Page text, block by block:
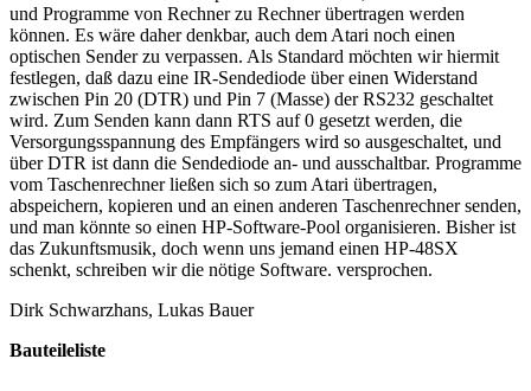
und Programme von Rechner zu Rechner übertragen werden
können. Es wäre daher denkbar, auch dem Atari noch einen
optischen Sender zu verpassen. Als Standard möchten wir hiermit
festlegen, daß dazu eine IR-Sendediode über einen Widerstand
zwischen Pin 20 (DTR) und Pin 7 (Masse) der RS232 geschaltet
wird. Zum Senden kann dann RTS auf 0 gesetzt werden, die
Versorgungsspannung des Empfängers wird so ausgeschaltet, und
über DTR ist dann die Sendediode an- und ausschaltbar. Programme
vom Taschenrechner ließen sich so zum Atari übertragen,
abspeichern, kopieren und an einen anderen Taschenrechner senden,
und man könnte so einen HP-Software-Pool organisieren. Bisher ist
das Zukunftsmusik, doch wenn uns jemand einen HP-48SX
schenkt, schreiben wir die nötige Software. versprochen.
Dirk Schwarzhans, Lukas Bauer
Bauteileliste